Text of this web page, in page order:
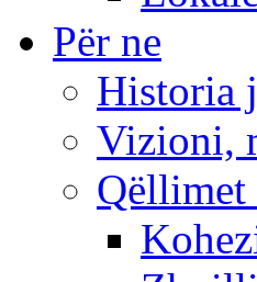
Për ne
Historia
Vizioni,
Qëllimet